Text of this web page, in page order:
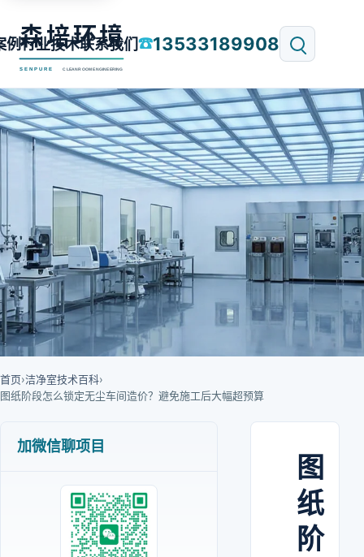
例行业技术联系我们☎13533189908
首页›洁净室技术百科›
图纸阶段怎么锁定无尘车间造价？避免施工后大幅超预算
加微信聊项目
图
纸
阶